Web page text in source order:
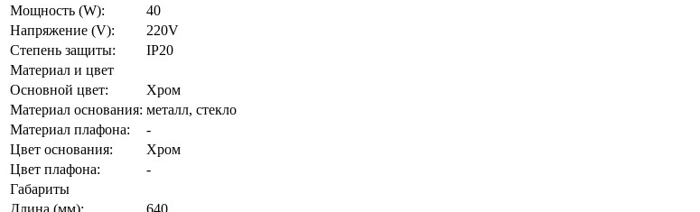
Мощность (W):
40
Напряжение (V):
220V
Степень защиты:
IP20
Материал и цвет
Основной цвет:
Хром
Материал основания: металл, стекло
Материал плафона:
-
Цвет основания:
Хром
Цвет плафона:
-
Габариты